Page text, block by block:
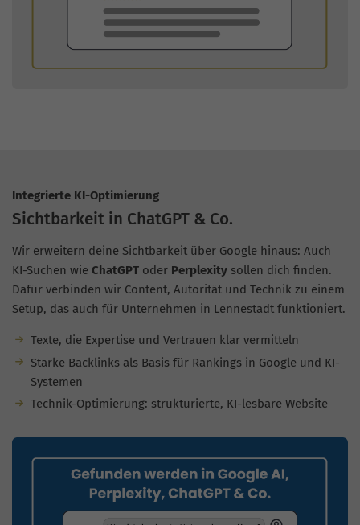
Integrierte KI-Optimierung
Sichtbarkeit in ChatGPT & Co.
Wir erweitern deine Sichtbarkeit über Google hinaus: Auch
KI-Suchen wie ChatGPT oder Perplexity sollen dich finden.
Dafür verbinden wir Content, Autorität und Technik zu einem
Setup, das auch für Unternehmen in Lennestadt funktioniert.
Texte, die Expertise und Vertrauen klar vermitteln
Starke Backlinks als Basis für Rankings in Google und KI-
Systemen
Technik-Optimierung: strukturierte, KI-lesbare Website